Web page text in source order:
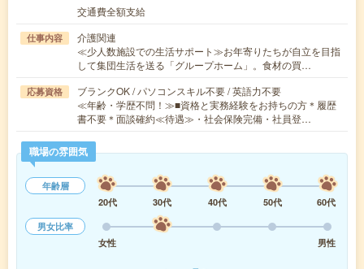
交通費全額支給
仕事内容
介護関連
≪少人数施設での生活サポート≫お年寄りたちが自立を目指
して集団生活を送る「グループホーム」。食材の買…
応募資格
ブランクOK / パソコンスキル不要 / 英語力不要
≪年齢・学歴不問！≫■資格と実務経験をお持ちの方＊履歴
書不要＊面談確約≪待遇≫・社会保険完備・社員登…
職場の雰囲気
年齢層
20代
30代 40代 50代
60代
男女比率
女性
男性